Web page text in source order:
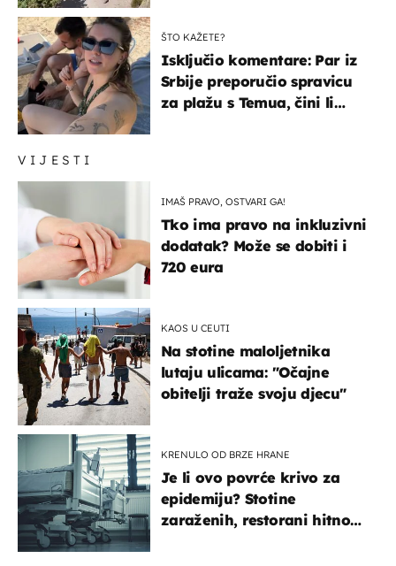
VIJESTI
IMAŠ PRAVO, OSTVARI GA!
Tko ima pravo na inkluzivni
dodatak? Može se dobiti i
720 eura
KAOS U CEUTI
Na stotine maloljetnika
lutaju ulicama: "Očajne
obitelji traže svoju djecu"
KRENULO OD BRZE HRANE
Je li ovo povrće krivo za
epidemiju? Stotine
zaraženih, restorani hitno
ŠTO KAŽETE?
Isključio komentare: Par iz
Srbije preporučio spravicu
za plažu s Temua, čini li